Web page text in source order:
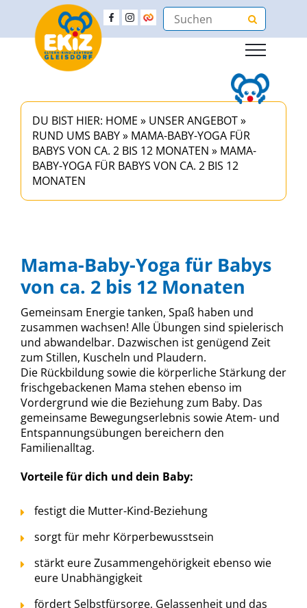
DU BIST HIER: HOME » UNSER ANGEBOT»
RUND UMS BABY» MAMA-BABY-YOGA FÜR
BABYS VON CA. 2 BIS 12 MONATEN » MAMA-
BABY-YOGA FÜR BABYS VON CA. 2 BIS 12
MONATEN
Mama-Baby-Yoga für Babys
von ca. 2 bis 12 Monaten
Gemeinsam Energie tanken, Spaß haben und
zusammen wachsen! Alle Übungen sind spielerisch
und abwandelbar. Dazwischen ist genügend Zeit
zum Stillen, Kuscheln und Plaudern.
Die Rückbildung sowie die körperliche Stärkung der
frischgebackenen Mama stehen ebenso im
Vordergrund wie die Beziehung zum Baby. Das
gemeinsame Bewegungserlebnis sowie Atem- und
Entspannungsübungen bereichern den
Familienalltag.
Vorteile für dich und dein Baby:
festigt die Mutter-Kind-Beziehung
sorgt für mehr Körperbewusstsein
stärkt eure Zusammengehörigkeit ebenso wie
eure Unabhängigkeit
fördert Selbstfürsorge, Gelassenheit und das